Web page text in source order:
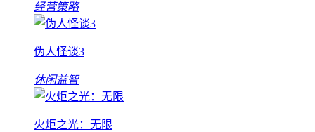
经营策略
伪人怪谈3
休闲益智
火炬之光：无限